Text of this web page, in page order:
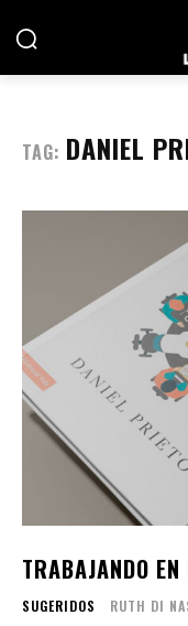
TAG: DANIEL
TRABAJANDO EN
SUGERIDOS RUTH DI